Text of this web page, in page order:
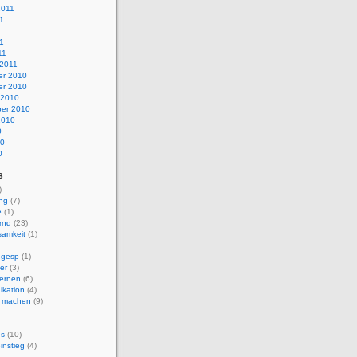
2010
2010
2010
(7)
(1)
(23)
(1)
(1)
(3)
(6)
(4)
(9)
(10)
(4)